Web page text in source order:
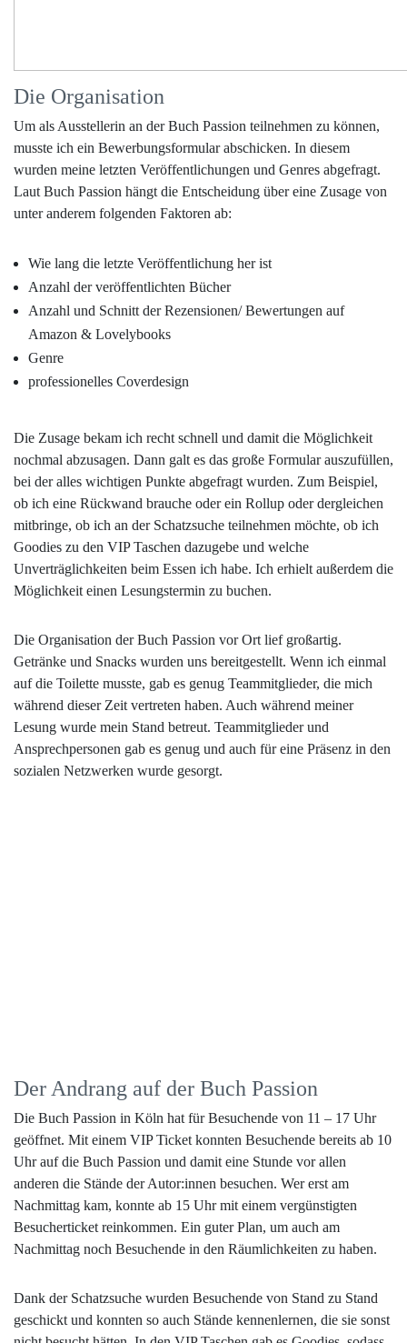
Die Organisation
Um als Ausstellerin an der Buch Passion teilnehmen zu können,
musste ich ein Bewerbungsformular abschicken. In diesem
wurden meine letzten Veröffentlichungen und Genres abgefragt.
Laut Buch Passion hängt die Entscheidung über eine Zusage von
unter anderem folgenden Faktoren ab:
Wie lang die letzte Veröffentlichung her ist
Anzahl der veröffentlichten Bücher
Anzahl und Schnitt der Rezensionen/ Bewertungen auf
Amazon & Lovelybooks
Genre
professionelles Coverdesign
Die Zusage bekam ich recht schnell und damit die Möglichkeit
nochmal abzusagen. Dann galt es das große Formular auszufüllen,
bei der alles wichtigen Punkte abgefragt wurden. Zum Beispiel,
ob ich eine Rückwand brauche oder ein Rollup oder dergleichen
mitbringe, ob ich an der Schatzsuche teilnehmen möchte, ob ich
Goodies zu den VIP Taschen dazugebe und welche
Unverträglichkeiten beim Essen ich habe. Ich erhielt außerdem die
Möglichkeit einen Lesungstermin zu buchen.
Die Organisation der Buch Passion vor Ort lief großartig.
Getränke und Snacks wurden uns bereitgestellt. Wenn ich einmal
auf die Toilette musste, gab es genug Teammitglieder, die mich
während dieser Zeit vertreten haben. Auch während meiner
Lesung wurde mein Stand betreut. Teammitglieder und
Ansprechpersonen gab es genug und auch für eine Präsenz in den
sozialen Netzwerken wurde gesorgt.
Der Andrang auf der Buch Passion
Die Buch Passion in Köln hat für Besuchende von 11 – 17 Uhr
geöffnet. Mit einem VIP Ticket konnten Besuchende bereits ab 10
Uhr auf die Buch Passion und damit eine Stunde vor allen
anderen die Stände der Autor:innen besuchen. Wer erst am
Nachmittag kam, konnte ab 15 Uhr mit einem vergünstigten
Besucherticket reinkommen. Ein guter Plan, um auch am
Nachmittag noch Besuchende in den Räumlichkeiten zu haben.
Dank der Schatzsuche wurden Besuchende von Stand zu Stand
geschickt und konnten so auch Stände kennenlernen, die sie sonst